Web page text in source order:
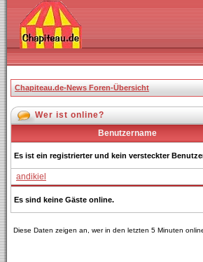
Chapiteau.de-News Foren-Übersicht
Wer ist online?
Benutzername
Es ist ein registrierter und kein versteckter
andikiel
Es sind keine Gäste online.
Diese Daten zeigen an, wer in den letzten 5 Minuten